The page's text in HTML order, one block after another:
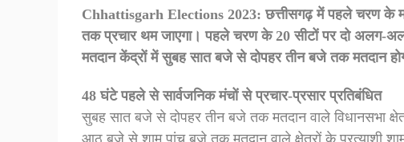
Chhattisgarh Elections 2023: छत्तीसगढ़ में पहले चरण के
तक प्रचार थम जाएगा। पहले चरण के 20 सीटों पर दो अलग-
मतदान केंद्रों में सुबह सात बजे से दोपहर तीन बजे तक मतदान
48 घंटे पहले से सार्वजनिक मंचों से प्रचार-प्रसार प्रतिबंधित
सुबह सात बजे से दोपहर तीन बजे तक मतदान वाले विधानसभा
आठ बजे से शाम पांच बजे तक मतदान वाले क्षेत्रों के प्रत्याशी